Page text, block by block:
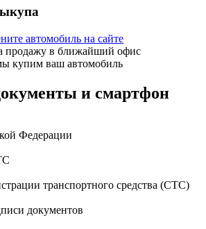
автомобиль на сайте
продажу в ближайший офис
купим ваш автомобиль
и смартфон
Федерации
транспортного средства (СТС)
документов